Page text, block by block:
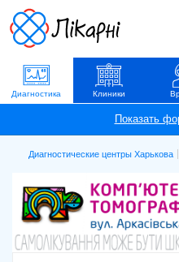
Диагностика Клиники
Диагностические центры Харькова